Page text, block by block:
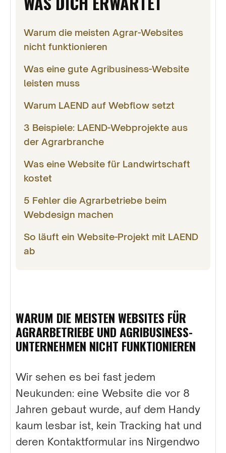
Warum die meisten Agrar-Websites
nicht funktionieren
Was eine gute Agribusiness-Website
leisten muss
Warum LAEND auf Webflow setzt
3 Beispiele: LAEND-Webprojekte aus
der Agrarbranche
Was eine Website für Landwirtschaft
kostet
5 Fehler die Agrarbetriebe beim
Webdesign machen
So läuft ein Website-Projekt mit LAEND
ab
WARUM DIE MEISTEN WEBSITES FÜR
AGRARBETRIEBE UND AGRIBUSINESS-
UNTERNEHMEN NICHT FUNKTIONIEREN
Wir sehen es bei fast jedem
Neukunden: eine Website die vor 8
Jahren gebaut wurde, auf dem Handy
kaum lesbar ist, kein Tracking hat und
deren Kontaktformular ins Nirgendwo